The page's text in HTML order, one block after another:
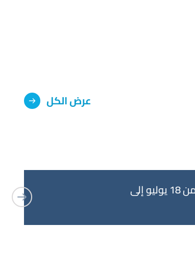
عرض الكل
جامعة الكويت تعلن عن بدء عملية تقديم طلبات الالتحاق للفصل الدراسي الأول 2026-2027 اعتبارًا من 18 يوليو إلى